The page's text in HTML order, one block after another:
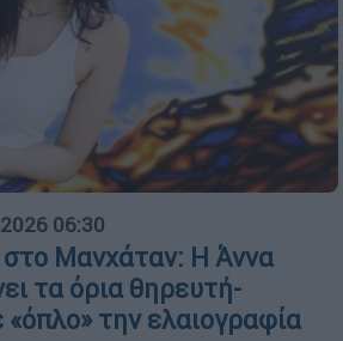
06:30
Μανχάταν: Η Άννα
τα όρια θηρευτή-
την ελαιογραφία